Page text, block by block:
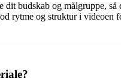
budskab og målgruppe,
rytme og struktur i videoen